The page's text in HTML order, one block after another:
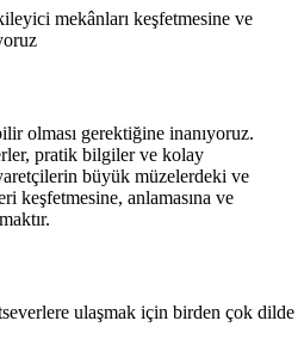
mekânları keşfetmesine ve
olması gerektiğine inanıyoruz.
pratik bilgiler ve kolay
büyük müzelerdeki ve
keşfetmesine, anlamasına ve
ulaşmak için birden çok dilde